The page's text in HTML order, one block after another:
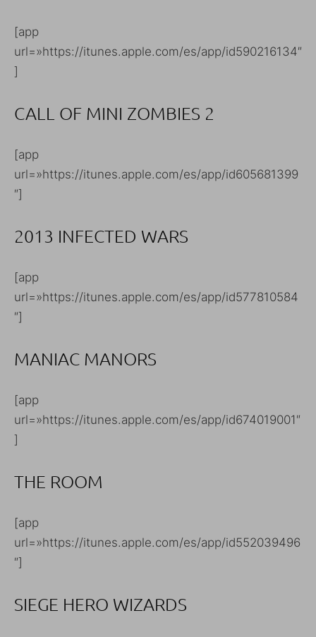
[app
url=»https://itunes.apple.com/es/app/id590216134″
]
CALL OF MINI ZOMBIES 2
[app
url=»https://itunes.apple.com/es/app/id605681399
″]
2013 INFECTED WARS
[app
url=»https://itunes.apple.com/es/app/id577810584
″]
MANIAC MANORS
[app
url=»https://itunes.apple.com/es/app/id674019001″
]
THE ROOM
[app
url=»https://itunes.apple.com/es/app/id552039496
″]
SIEGE HERO WIZARDS